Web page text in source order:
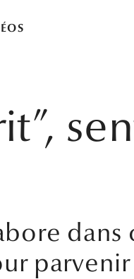
dans
parvenir